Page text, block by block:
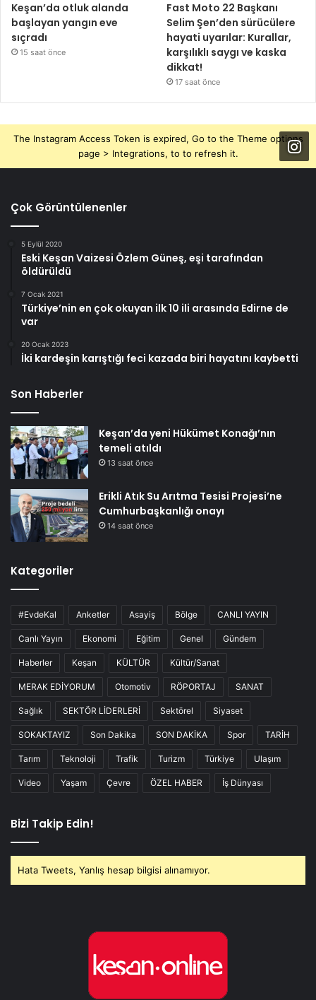
Keşan’da otluk alanda
başlayan yangın eve
sıçradı
15 saat önce
Fast Moto 22 Başkanı
Selim Şen’den sürücülere
hayati uyarılar: Kurallar,
karşılıklı saygı ve kaska
dikkat!
17 saat önce
The Instagram Access Token is expired, Go to the Theme options
page > Integrations, to to refresh it.
Çok Görüntülenenler
5 Eylül 2020
Eski Keşan Vaizesi Özlem Güneş, eşi tarafından
öldürüldü
7 Ocak 2021
Türkiye’nin en çok okuyan ilk 10 ili arasında Edirne de
var
20 Ocak 2023
İki kardeşin karıştığı feci kazada biri hayatını kaybetti
Son Haberler
Keşan’da yeni Hükümet Konağı’nın
temeli atıldı
13 saat önce
Erikli Atık Su Arıtma Tesisi Projesi’ne
Cumhurbaşkanlığı onayı
14 saat önce
Kategoriler
#EvdeKal Anketler Asayiş Bölge CANLI YAYIN
Canlı Yayın Ekonomi Eğitim Genel Gündem
Haberler Keşan KÜLTÜR Kültür/Sanat
MERAK EDİYORUM Otomotiv RÖPORTAJ SANAT
Sağlık SEKTÖR LİDERLERİ Sektörel Siyaset
SOKAKTAYIZ Son Dakika SON DAKİKA Spor TARİH
Tarım Teknoloji Trafik Turizm Türkiye Ulaşım
Video Yaşam Çevre ÖZEL HABER İş Dünyası
Bizi Takip Edin!
Hata Tweets, Yanlış hesap bilgisi alınamıyor.